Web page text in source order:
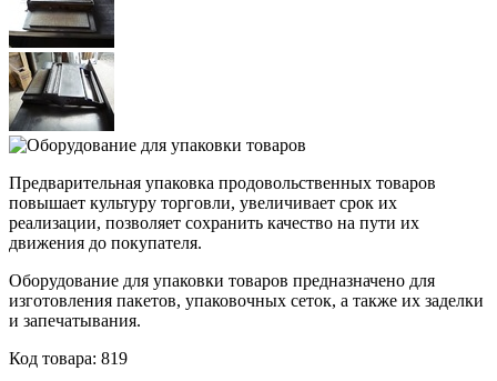
Предварительная упаковка продовольственных товаров
повышает культуру торговли, увеличивает срок их
реализации, позволяет сохранить качество на пути их
движения до покупателя.
Оборудование для упаковки товаров предназначено для
изготовления пакетов, упаковочных сеток, а также их заделки
и запечатывания.
Код товара: 819